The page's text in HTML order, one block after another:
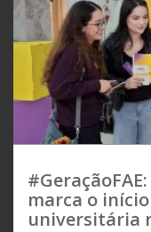
marca o
universitária